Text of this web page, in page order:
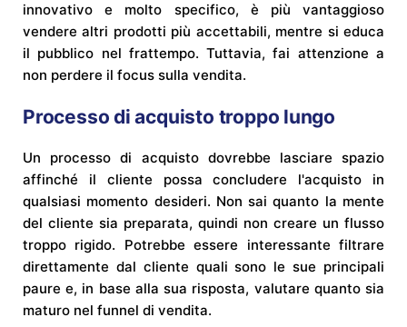
innovativo e molto specifico, è più vantaggioso
vendere altri prodotti più accettabili, mentre si educa
il pubblico nel frattempo. Tuttavia, fai attenzione a
non perdere il focus sulla vendita.
Processo di acquisto troppo lungo
Un processo di acquisto dovrebbe lasciare spazio
affinché il cliente possa concludere l'acquisto in
qualsiasi momento desideri. Non sai quanto la mente
del cliente sia preparata, quindi non creare un flusso
troppo rigido. Potrebbe essere interessante filtrare
direttamente dal cliente quali sono le sue principali
paure e, in base alla sua risposta, valutare quanto sia
maturo nel funnel di vendita.